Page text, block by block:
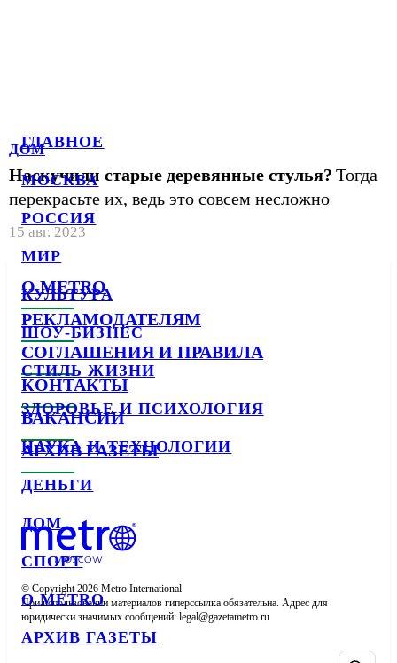
ГЛАВНОЕ
МОСКВА
РОССИЯ
МИР
КУЛЬТУРА
ШОУ-БИЗНЕС
СТИЛЬ ЖИЗНИ
ЗДОРОВЬЕ И ПСИХОЛОГИЯ
НАУКА И ТЕХНОЛОГИИ
ДЕНЬГИ
ДОМ
СПОРТ
О METRO
АРХИВ ГАЗЕТЫ
ДОМ
Наскучили старые деревянные стулья? Тогда
перекрасьте их, ведь это совсем несложно
15 авг. 2023
О METRO
РЕКЛАМОДАТЕЛЯМ
СОГЛАШЕНИЯ И ПРАВИЛА
КОНТАКТЫ
ВАКАНСИИ
АРХИВ ГАЗЕТЫ
© Copyright 2026 Metro International
При использовании материалов гиперссылка обязательна. Адрес для
юридически значимых сообщений: